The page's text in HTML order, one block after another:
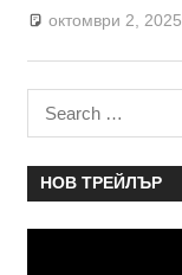
октомври 2, 2025
Search
for:
НОВ ТРЕЙЛЪР